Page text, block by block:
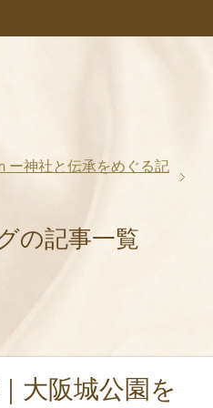
ー神社と伝承をめぐる記
の記事一覧
大阪城公園を